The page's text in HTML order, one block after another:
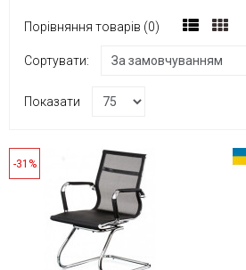
Порівняння товарів (0)
Сортувати:
Показати
-31%